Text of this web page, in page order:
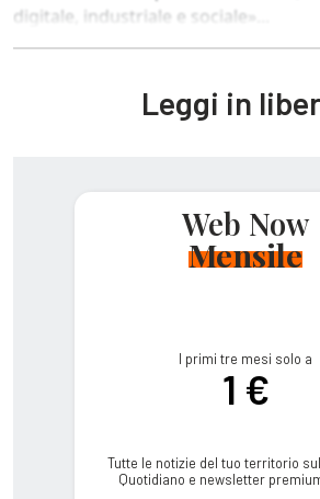
digitale, industriale e sociale»...
Leggi in
Web Now
Mensile
I primi tre mesi solo a
1 €
Tutte le notizie del tuo territorio
Quotidiano e newsletter